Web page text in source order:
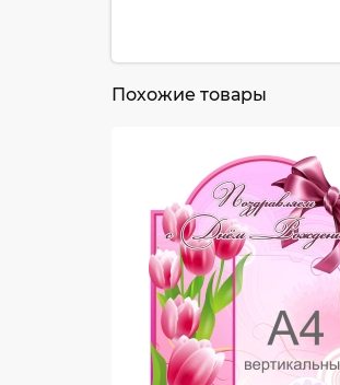
Похожие товары